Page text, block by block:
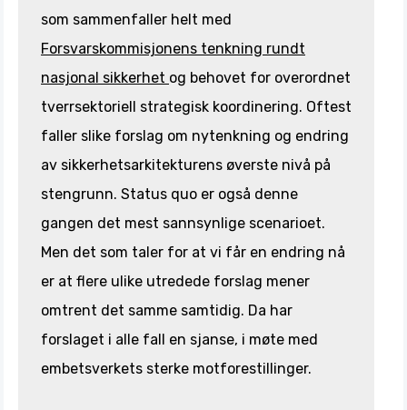
som sammenfaller helt med
Forsvarskommisjonens tenkning rundt
nasjonal sikkerhet og behovet for overordnet
tverrsektoriell strategisk koordinering. Oftest
faller slike forslag om nytenkning og endring
av sikkerhetsarkitekturens øverste nivå på
stengrunn. Status quo er også denne
gangen det mest sannsynlige scenarioet.
Men det som taler for at vi får en endring nå
er at flere ulike utredede forslag mener
omtrent det samme samtidig. Da har
forslaget i alle fall en sjanse, i møte med
embetsverkets sterke motforestillinger.